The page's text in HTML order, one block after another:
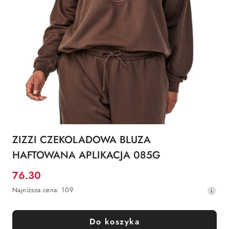
ZIZZI CZEKOLADOWA BLUZA
HAFTOWANA APLIKACJA 085G
Cena
promocyjna:
76.30
Najniższa
z
30
Najniższa cena: 109
Do koszyka